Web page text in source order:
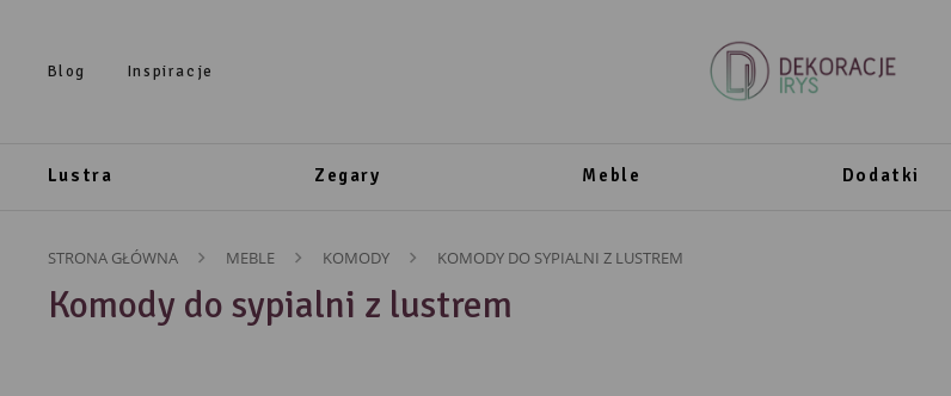
Blog Inspiracje
Lustra Zegary Meble Dodatki
STRONA GŁÓWNA MEBLE KOMODY KOMODY DO SYPIALNI Z LUSTREM
Komody do sypialni z lustrem